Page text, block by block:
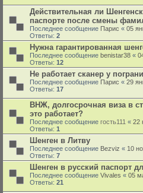
Действительная ли
паспорте после смены
Последнее сообщение Парис « 05
Ответы: 2
Нужна гарантированная
Последнее сообщение benistar38 «
Ответы: 12
Не работает сканер у
Последнее сообщение Парис « 29
Ответы: 17
ВНЖ, долгосрочная виза в
это работает?
Последнее сообщение гость111 « 22
Ответы: 1
Шенген в Литву
Последнее сообщение Bezviz « 10
Ответы: 7
Шенген в русский паспорт
Последнее сообщение Vivales « 05
Ответы: 21